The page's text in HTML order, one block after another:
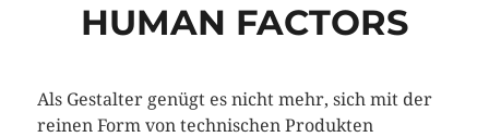
HUMAN FACTORS
Als Gestalter genügt es nicht mehr, sich mit der
reinen Form von technischen Produkten